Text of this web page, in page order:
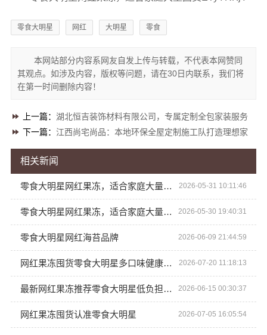
零食大明星 网红 大明星 零食
本网站部分内容系网友自发上传与转载，不代表本网赞同
其观点。如涉及内容，版权等问题，请在30日内联系，我们将
在第一时间删除内容！
上一篇： 湖北恒吉装饰材料有限公司，专属定制全包家装服务
下一篇： 江西尚宅尚品：本地环保全屋定制施工队打造理想家
相关新闻
零食大明星网红果冻，适合家庭大量囤货 2026-05-31 10:11:46
零食大明星网红果冻，适合家庭大量囤货 2026-05-30 19:40:31
零食大明星网红海苔品牌 2026-06-09 21:44:59
网红果冻囤货零食大明星多口味健康零食推荐 2026-07-20 11:18:13
最新网红果冻推荐零食大明星低负担系列 2026-06-15 00:30:37
网红果冻囤货认准零食大明星 2026-07-05 16:05:54